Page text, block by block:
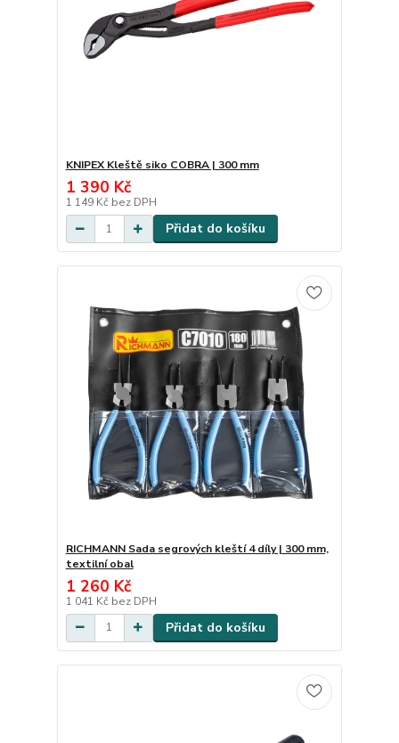
KNIPEX Kleště siko COBRA | 300 mm
1 390 Kč
1 149 Kč bez DPH
Přidat do košíku
RICHMANN Sada segrových kleští 4 díly | 300 mm,
textilní obal
1 260 Kč
1 041 Kč bez DPH
Přidat do košíku